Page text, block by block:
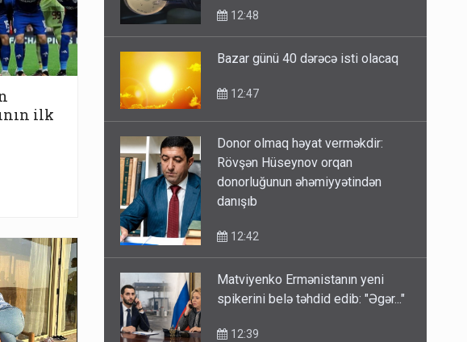
ilk
12:48
Bazar günü 40 dərəcə isti olacaq
12:47
Donor olmaq həyat verməkdir:
Rövşən Hüseynov orqan
donorluğunun əhəmiyyətindən
danışıb
12:42
Matviyenko Ermənistanın yeni
spikerini belə təhdid edib: "Əgər..."
12:39